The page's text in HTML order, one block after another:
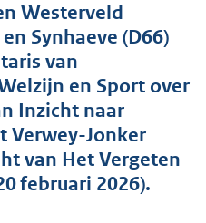
d
s
g
r
o
o
t
t
e
:
Westerveld
Synhaeve (D66)
van
en Sport over
Inzicht naar
Verwey-Jonker
van Het Vergeten
februari 2026).